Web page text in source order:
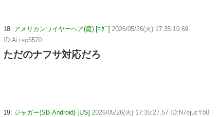
18: アメリカンワイヤーヘア(庭) [ﾆﾀﾞ] 2026/05/26(火) 17:35:10.69
ID:Ai+sc5570
ただのナフサ対応だろ
19: ジャガー(SB-Android) [US] 2026/05/26(火) 17:35:27.57 ID:N7ejucYb0